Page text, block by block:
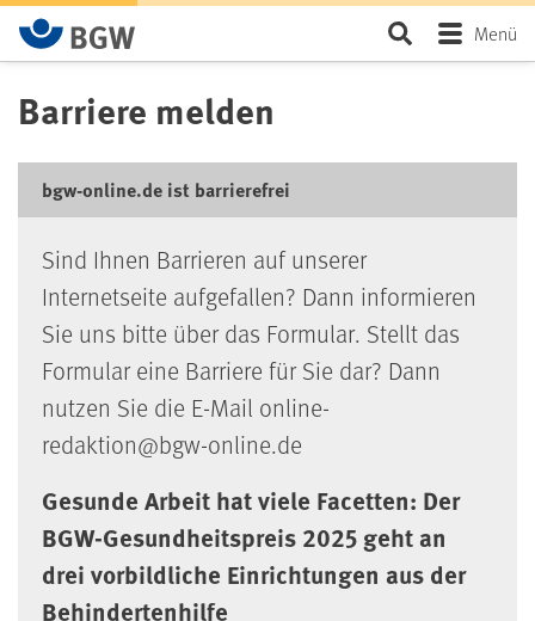
Zum Hauptinhalt springen SeiteMenü
Barriere melden
bgw-online.de ist barrierefrei
Sind Ihnen Barrieren auf unserer
Internetseite aufgefallen? Dann informieren
Sie uns bitte über das Formular. Stellt das
Formular eine Barriere für Sie dar? Dann
nutzen Sie die E-Mail online-
redaktion@bgw-online.de
Gesunde Arbeit hat viele Facetten: Der
BGW-Gesundheitspreis 2025 geht an
drei vorbildliche Einrichtungen aus der
Behindertenhilfe